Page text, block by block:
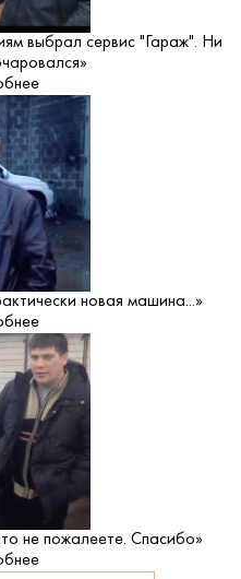
выбрал сервис "Гараж". Ни
новая машина...»
не пожалеете. Спасибо»